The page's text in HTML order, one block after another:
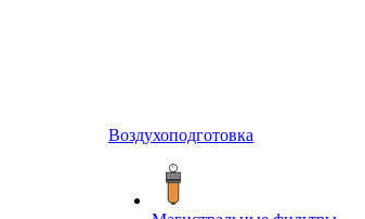
Воздухоподготовка